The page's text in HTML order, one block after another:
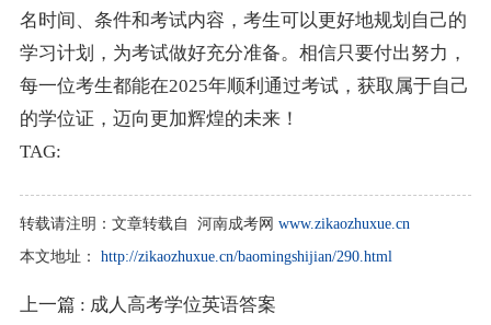
名时间、条件和考试内容，考生可以更好地规划自己的
学习计划，为考试做好充分准备。相信只要付出努力，
每一位考生都能在2025年顺利通过考试，获取属于自己
的学位证，迈向更加辉煌的未来！
TAG:
转载请注明： 文章转载自 河南成考网 www.zikaozhuxue.cn
本文地址：
http://zikaozhuxue.cn/baomingshijian/290.html
上一篇 : 成人高考学位英语答案